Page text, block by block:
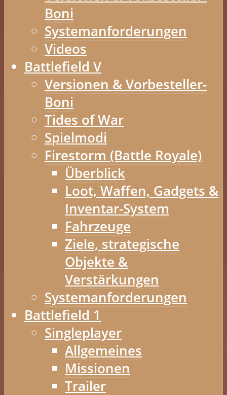
Boni
Systemanforderungen
Videos
Battlefield V
Versionen & Vorbesteller-
Boni
Tides of War
Spielmodi
Firestorm (Battle Royale)
Überblick
Loot, Waffen, Gadgets &
Inventar-System
Fahrzeuge
Ziele, strategische
Objekte &
Verstärkungen
Systemanforderungen
Battlefield 1
Singleplayer
Allgemeines
Missionen
Trailer